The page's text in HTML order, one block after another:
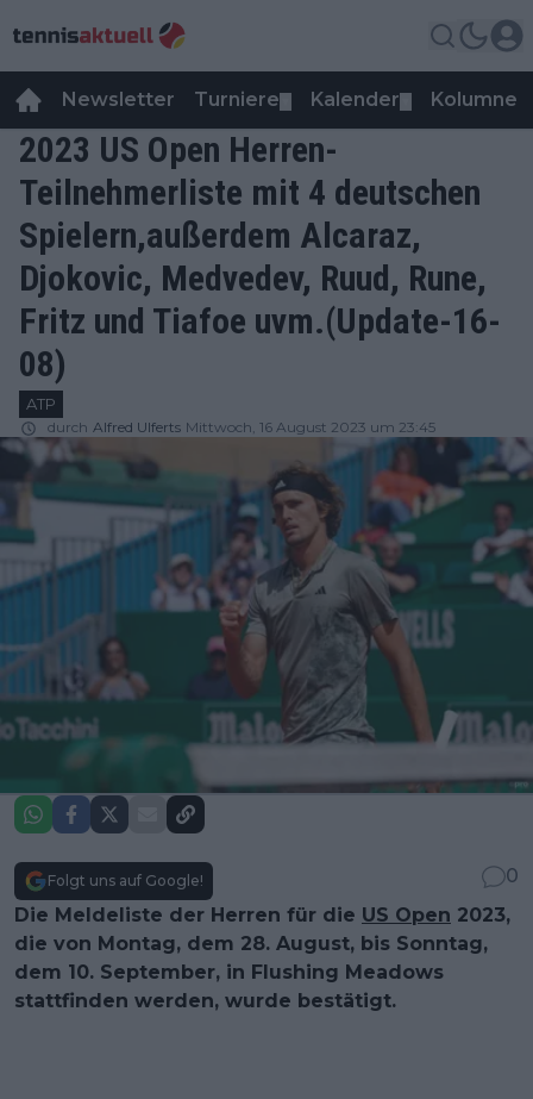
Newsletter Turniere Kalender Kolumnen
2023 US Open Herren-
Teilnehmerliste mit 4 deutschen
Spielern,außerdem Alcaraz,
Djokovic, Medvedev, Ruud, Rune,
Fritz und Tiafoe uvm.(Update-16-
08)
ATP
durch Alfred Ulferts Mittwoch, 16 August 2023 um 23:45
Folgt uns auf Google!
0
Die Meldeliste der Herren für die US Open 2023,
die von Montag, dem 28. August, bis Sonntag,
dem 10. September, in Flushing Meadows
stattfinden werden, wurde bestätigt.